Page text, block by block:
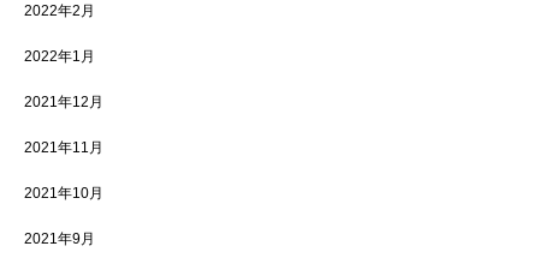
2022年2月
2022年1月
2021年12月
2021年11月
2021年10月
2021年9月